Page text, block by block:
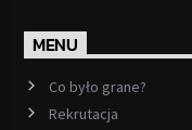
MENU
Co było grane?
Rekrutacja